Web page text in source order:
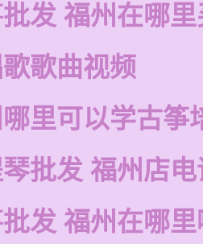
发 福州在哪
歌曲视频
里可以学古筝
批发 福州店
发 福州在哪